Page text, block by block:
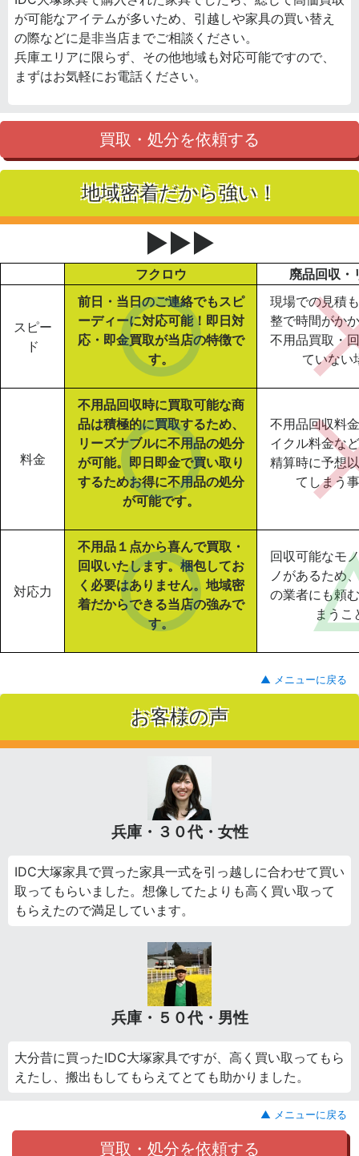
が可能なアイテムが多いため、引越しや家具の買い替え
の際などに是非当店までご相談ください。
兵庫エリアに限らず、その他地域も対応可能ですので、
まずはお気軽にお電話ください。
買取・処分を依頼する
地域密着だから強い！
▶▶▶
フクロウ 廃品回収・
スピー
ド
前日・当日のご連絡でもスピ
ーディーに対応可能！即日対
応・即金買取が当店の特徴で
す。
現場での見積
整で時間がか
不用品買取・
ていない
料金
不用品回収時に買取可能な商
品は積極的に買取するため、
リーズナブルに不用品の処分
が可能。即日即金で買い取り
するためお得に不用品の処分
が可能です。
不用品回収料
イクル料金な
精算時に予想
てしまう
対応力
不用品１点から喜んで買取・
回収いたします。梱包してお
く必要はありません。地域密
着だからできる当店の強みで
す。
回収可能なモ
ノがあるため
の業者にも頼
まうこ
▲ メニューに戻る
お客様の声
兵庫・３０代・女性
IDC大塚家具で買った家具一式を引っ越しに合わせて買い
取ってもらいました。想像してたよりも高く買い取って
もらえたので満足しています。
兵庫・５０代・男性
大分昔に買ったIDC大塚家具ですが、高く買い取ってもら
えたし、搬出もしてもらえてとても助かりました。
▲ メニューに戻る
買取・処分を依頼する